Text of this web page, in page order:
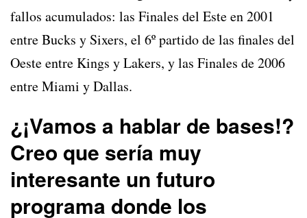
fallos acumulados: las Finales del Este en 2001
entre Bucks y Sixers, el 6º partido de las finales del
Oeste entre Kings y Lakers, y las Finales de 2006
entre Miami y Dallas.
¿¡Vamos a hablar de bases!?
Creo que sería muy
interesante un futuro
programa donde los